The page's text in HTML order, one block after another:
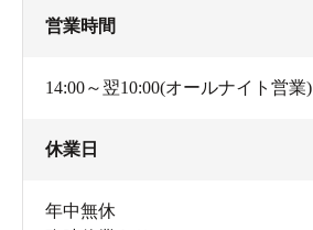
営業時間
14:00～翌10:00(オールナイト営業)
休業日
年中無休